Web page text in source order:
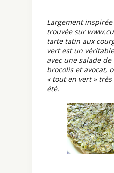
Largement inspirée
trouvée sur
tarte tatin aux
vert est un
avec une salade de
brocolis et avocat,
« tout en vert »
été.